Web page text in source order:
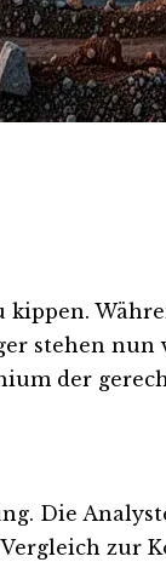
stehen
der
Die
zur